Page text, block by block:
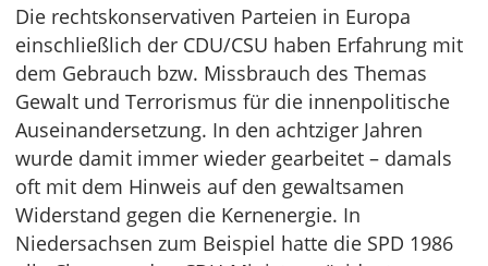
Die rechtskonservativen Parteien in Europa
einschließlich der CDU/CSU haben Erfahrung mit
dem Gebrauch bzw. Missbrauch des Themas
Gewalt und Terrorismus für die innenpolitische
Auseinandersetzung. In den achtziger Jahren
wurde damit immer wieder gearbeitet – damals
oft mit dem Hinweis auf den gewaltsamen
Widerstand gegen die Kernenergie. In
Niedersachsen zum Beispiel hatte die SPD 1986